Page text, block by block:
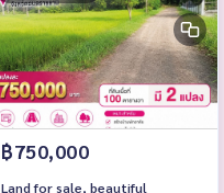
฿750,000
Land for sale, beautiful